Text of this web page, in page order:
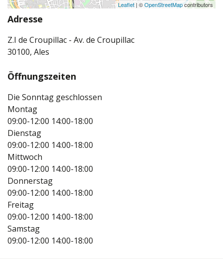
Leaflet | ©OpenStreetMapcontributors
Adresse
Z.I de Croupillac - Av. de Croupillac
30100, Ales
Öffnungszeiten
Die Sonntag geschlossen
Montag
09:00-12:00 14:00-18:00
Dienstag
09:00-12:00 14:00-18:00
Mittwoch
09:00-12:00 14:00-18:00
Donnerstag
09:00-12:00 14:00-18:00
Freitag
09:00-12:00 14:00-18:00
Samstag
09:00-12:00 14:00-18:00